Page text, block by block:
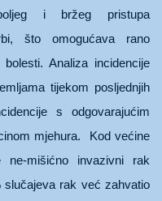
i bržeg pristupa
što omogućava rano
Analiza incidencije
tijekom posljednjih
s odgovarajućim
mjehura. Kod većine
ne-mišićno invazivni rak
rak već zahvatio